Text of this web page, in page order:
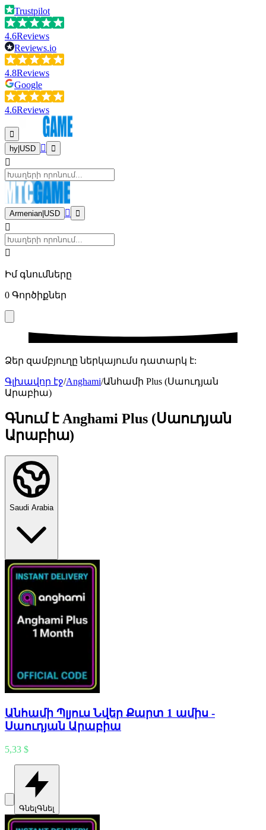
Trustpilot
4.6Reviews
Reviews.io
4.8Reviews
Google
4.6Reviews
hy USD
Armenian USD
Իմ գնումները
0 Գործիքներ
Ձեր զամբյուղը ներկայումս դատարկ է:
Գլխավոր էջ/Anghami/Անհամի Plus (Սաուդյան
Արաբիա)
Գնում է Anghami Plus (Սաուդյան
Արաբիա)
Saudi Arabia
Անհամի Պլյուս Նվեր Քարտ 1 ամիս -
Սաուդյան Արաբիա
5,33 $
ԳնելԳնել